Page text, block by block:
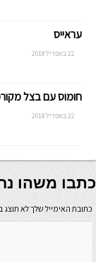
עראייס
22 באפריל 2018
חומוס עם בצל
22 באפריל 2018
כתבו משהו
כתובת האימייל שלך לא